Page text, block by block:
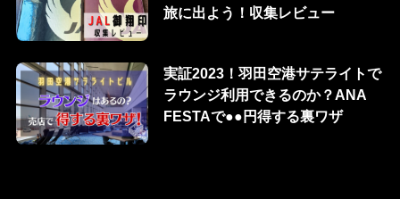
旅に出よう！収集レビュー
実証2023！羽田空港サテライトで
ラウンジ利用できるのか？ANA
FESTAで●●円得する裏ワザ